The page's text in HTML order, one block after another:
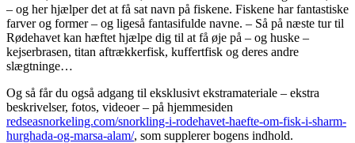
– og her hjælper det at få sat navn på fiskene. Fiskene har fantastiske
farver og former – og ligeså fantasifulde navne. – Så på næste tur til
Rødehavet kan hæftet hjælpe dig til at få øje på – og huske –
kejserbrasen, titan aftrækkerfisk, kuffertfisk og deres andre
slægtninge…
Og så får du også adgang til eksklusivt ekstramateriale – ekstra
beskrivelser, fotos, videoer – på hjemmesiden
redseasnorkeling.com/snorkling-i-rodehavet-haefte-om-fisk-i-sharm-
hurghada-og-marsa-alam/, som supplerer bogens indhold.